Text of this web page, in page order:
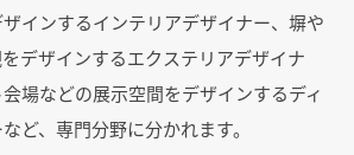
インするインテリアデザイナー、塀や
デザインするエクステリアデザイナ
場などの展示空間をデザインするディ
ど、専門分野に分かれます。